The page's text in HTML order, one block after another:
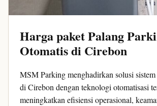
Harga paket Palang
Otomatis di Cirebon
MSM Parking menghadirkan solusi
di Cirebon dengan teknologi otomatisasi
meningkatkan efisiensi operasional,